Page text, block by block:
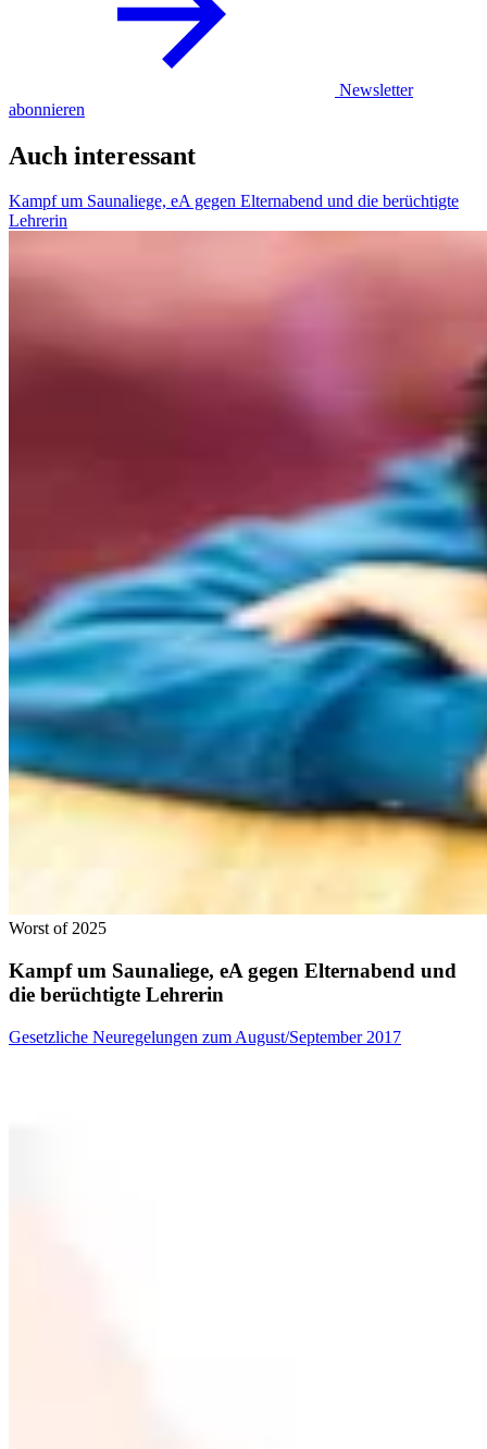
Newsletter
abonnieren
Auch interessant
Kampf um Saunaliege, eA gegen Elternabend und die berüchtigte
Lehrerin
Worst of 2025
Kampf um Saunaliege, eA gegen Elternabend und
die berüchtigte Lehrerin
Gesetzliche Neuregelungen zum August/September 2017